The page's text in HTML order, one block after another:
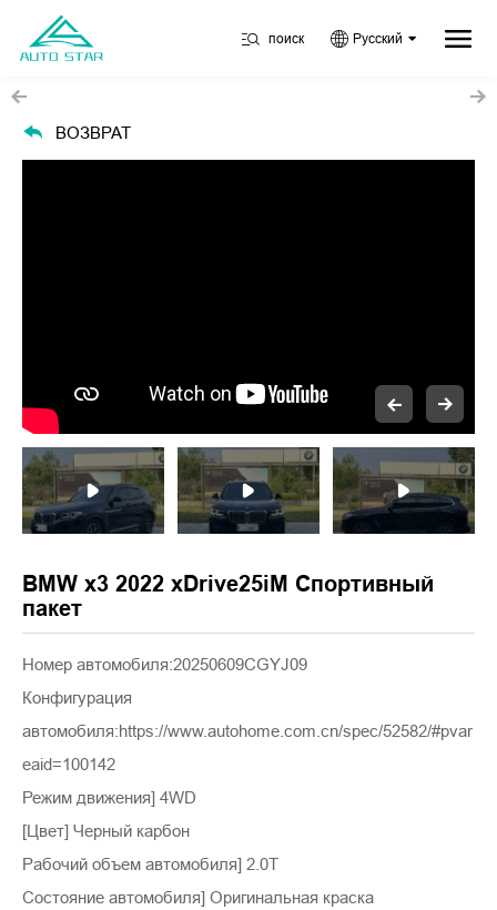
поиск Русский
ВОЗВРАТ
BMW x3 2022 xDrive25iM Спортивный
пакет
Номер автомобиля:20250609CGYJ09
Конфигурация
автомобиля:https://www.autohome.com.cn/spec/52582/#pvar
eaid=100142
Режим движения] 4WD
[Цвет] Черный карбон
Рабочий объем автомобиля] 2.0T
Состояние автомобиля] Оригинальная краска